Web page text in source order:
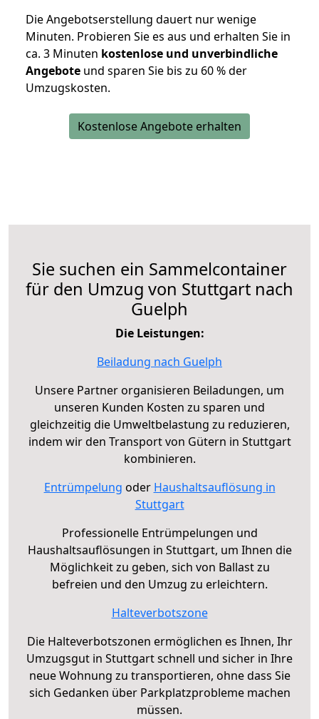
Die Angebotserstellung dauert nur wenige
Minuten. Probieren Sie es aus und erhalten Sie in
ca. 3 Minuten kostenlose und unverbindliche
Angebote und sparen Sie bis zu 60 % der
Umzugskosten.
Kostenlose Angebote erhalten
Sie suchen ein Sammelcontainer
für den Umzug von Stuttgart nach
Guelph
Die Leistungen:
Beiladung nach Guelph
Unsere Partner organisieren Beiladungen, um
unseren Kunden Kosten zu sparen und
gleichzeitig die Umweltbelastung zu reduzieren,
indem wir den Transport von Gütern in Stuttgart
kombinieren.
Entrümpelung oder Haushaltsauflösung in
Stuttgart
Professionelle Entrümpelungen und
Haushaltsauflösungen in Stuttgart, um Ihnen die
Möglichkeit zu geben, sich von Ballast zu
befreien und den Umzug zu erleichtern.
Halteverbotszone
Die Halteverbotszonen ermöglichen es Ihnen, Ihr
Umzugsgut in Stuttgart schnell und sicher in Ihre
neue Wohnung zu transportieren, ohne dass Sie
sich Gedanken über Parkplatzprobleme machen
müssen.